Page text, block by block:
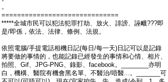
。
==============================
*****全城市民可以犯法犯罪打劫、放火、誹謗、誣衊???即
是/即係，依法、法律、條例、法規。
依照電腦/手提電話相機日記(每日/每一天)日記可以是記錄
將要做的事情的，也能記錄已經發生的事情和心情、相片、
拍照、Gif、JPG-PNG、錄影、facebook。________亦明
白，機構、醫院有機會黑名單、不醫治/唔醫...。_______可